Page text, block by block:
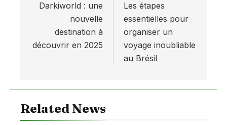
de
l’article
Darkiworld : une
nouvelle
destination à
découvrir en 2025
Les étapes
essentielles pour
organiser un
voyage inoubliable
au Brésil
Related News